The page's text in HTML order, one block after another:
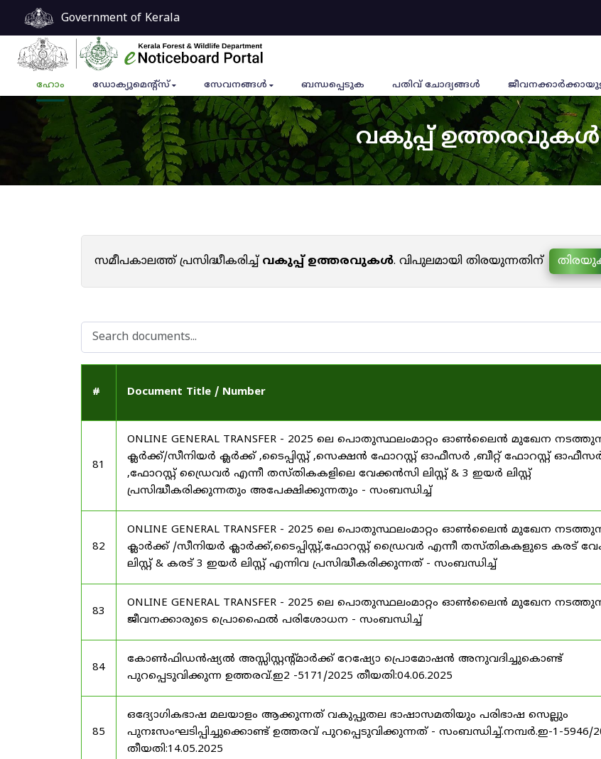
Government of Kerala
ഹോം ഡോക്യുമെൻ്റ്സ് സേവനങ്ങൾ ബന്ധപ്പെടുക പതിവ് ചോദ്യങ്ങൾ
വകുപ്പ് ഉത്തരവുകൾ
സമീപകാലത്ത് പ്രസിദ്ധീകരിച്ച്വകുപ്പ് ഉത്തരവുകൾ. വിപുലമായി തിരയുന്നതിന്
# Document Title / Number
81
ONLINE GENERAL TRANSFER - 2025 ലെ പൊതുസ്ഥലംമാറ്റം ഓൺലൈൻ മുഖേന
ക്ലർക്ക്/സീനിയർ ക്ലർക്ക് ,ടൈപ്പിസ്റ്റ് ,സെക്ഷൻ ഫോറസ്റ്റ് ഓഫീസർ ,ബീറ്റ് ഫോറസ്റ്റ്
,ഫോറസ്റ്റ് ഡ്രൈവർ എന്നീ തസ്തികകളിലെ വേക്കൻസി ലിസ്റ്റ് & 3 ഇയർ ലിസ്റ്റ്
പ്രസിദ്ധീകരിക്കുന്നതും അപേക്ഷിക്കുന്നതും - സംബന്ധിച്ച്
82
ONLINE GENERAL TRANSFER - 2025 ലെ പൊതുസ്ഥലംമാറ്റം ഓൺലൈൻ മുഖേന
ക്ലാർക്ക് /സീനിയർ ക്ലാർക്ക്,ടൈപ്പിസ്റ്റ്,ഫോറസ്റ്റ് ഡ്രൈവർ എന്നീ തസ്തികകളുടെ കരട്
ലിസ്റ്റ് & കരട് 3 ഇയർ ലിസ്റ്റ് എന്നിവ പ്രസിദ്ധീകരിക്കുന്നത് - സംബന്ധിച്ച്
83
ONLINE GENERAL TRANSFER - 2025 ലെ പൊതുസ്ഥലംമാറ്റം ഓൺലൈൻ മുഖേന
ജീവനക്കാരുടെ പ്രൊഫൈൽ പരിശോധന - സംബന്ധിച്ച്
84
കോൺഫിഡൻഷ്യൽ അസ്സിസ്റ്റന്റ്മാർക്ക് റേഷ്യോ പ്രൊമോഷൻ അനുവദിച്ചുകൊണ്ട്
പുറപ്പെടുവിക്കുന്ന ഉത്തരവ്.ഇ2 -5171/2025 തീയതി:04.06.2025
85
ഒദ്യോഗികഭാഷ മലയാളം ആക്കുന്നത് വകുപ്പുതല ഭാഷാസമതിയും പരിഭാഷ സെല്ലും
പുനഃസംഘടിപ്പിച്ചുക്കൊണ്ട് ഉത്തരവ് പുറപ്പെടുവിക്കുന്നത് - സംബന്ധിച്ച്.നമ്പർ.ഇ-1-5946/
തീയതി:14.05.2025